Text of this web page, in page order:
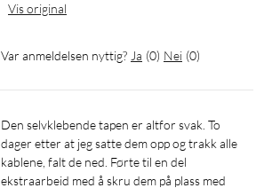
Vis original
Var anmeldelsen nyttig? Ja (0) Nei (0)
Den selvklebende tapen er altfor svak. To
dager etter at jeg satte dem opp og trakk alle
kablene, falt de ned. Førte til en del
ekstraarbeid med å skru dem på plass med